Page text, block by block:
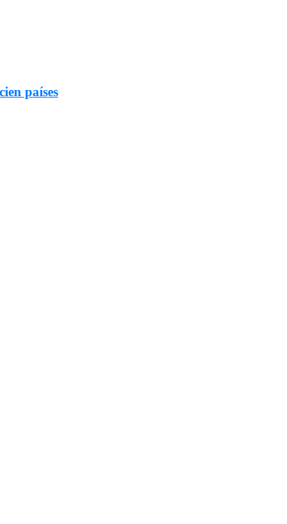
países